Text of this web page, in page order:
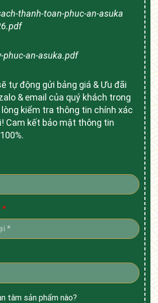
thanh-toan-phuc-an-asuka
phuc-an-asuka.pdf
tự động gửi bảng giá & Ưu đãi
& email của quý khách trong
kiểm tra thông tin chính xác
Cam kết bảo mật thông tin
tâm sản phẩm nào?